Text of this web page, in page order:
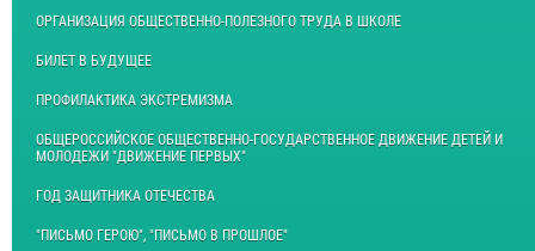
ОРГАНИЗАЦИЯ ОБЩЕСТВЕННО-ПОЛЕЗНОГО ТРУДА В ШКОЛЕ
БИЛЕТ В БУДУЩЕЕ
ПРОФИЛАКТИКА ЭКСТРЕМИЗМА
ОБЩЕРОССИЙСКОЕ ОБЩЕСТВЕННО-ГОСУДАРСТВЕННОЕ ДВИЖЕНИЕ ДЕТЕЙ И
МОЛОДЕЖИ "ДВИЖЕНИЕ ПЕРВЫХ"
ГОД ЗАЩИТНИКА ОТЕЧЕСТВА
"ПИСЬМО ГЕРОЮ", "ПИСЬМО В ПРОШЛОЕ"